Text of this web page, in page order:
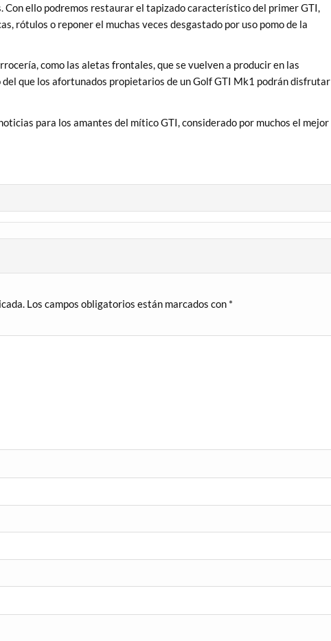
Con ello podremos restaurar el tapizado característico del primer GTI,
rótulos o reponer el muchas veces desgastado por uso pomo de la
como las aletas frontales, que se vuelven a producir en las
que los afortunados propietarios de un Golf GTI Mk1 podrán disfrutar
para los amantes del mítico GTI, considerado por muchos el mejor
Los campos obligatorios están marcados con *